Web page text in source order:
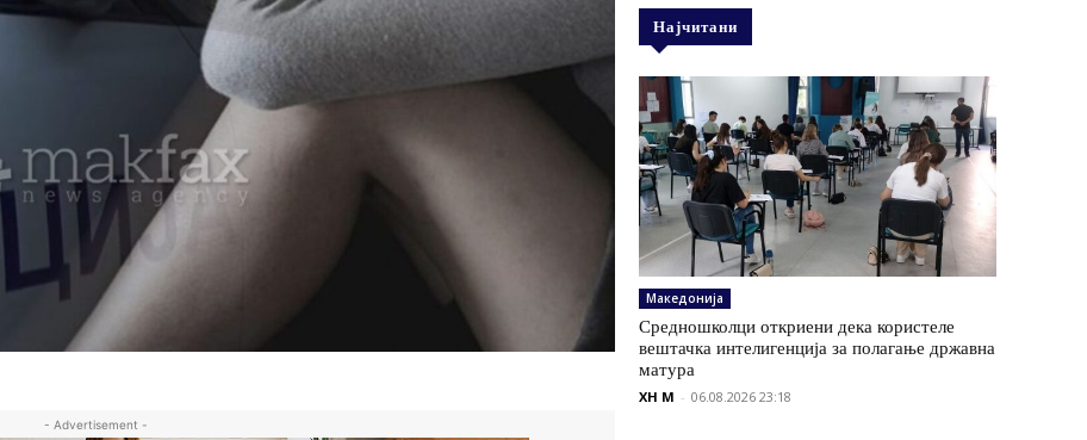
- Advertisement -
Најчитани
Македонија
Средношколци откриени дека користеле
вештачка интелигенција за полагање државна
матура
XH M - 06.08.2026 23:18